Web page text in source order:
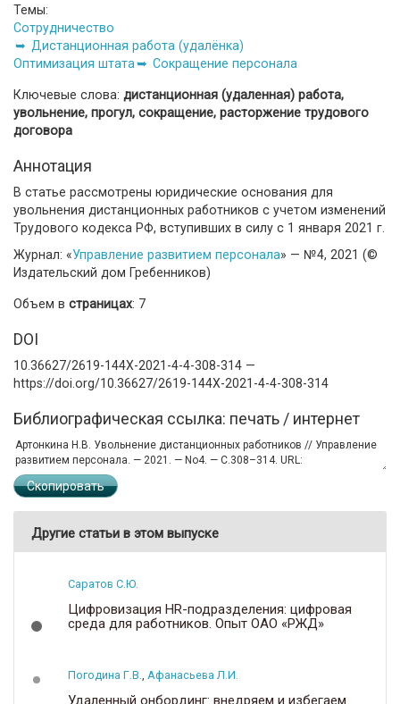
Темы:
Сотрудничество
Дистанционная работа (удалёнка)
Оптимизация штата
Сокращение персонала
Ключевые слова: дистанционная (удаленная) работа,
увольнение, прогул, сокращение, расторжение трудового
договора
Аннотация
В статье рассмотрены юридические основания для
увольнения дистанционных работников с учетом изменений
Трудового кодекса РФ, вступивших в силу с 1 января 2021 г.
Журнал: «Управление развитием персонала» — №4, 2021 (©
Издательский дом Гребенников)
Объем в страницах: 7
DOI
10.36627/2619-144X-2021-4-4-308-314 —
https://doi.org/10.36627/2619-144X-2021-4-4-308-314
Библиографическая ссылка: печать / интернет
Скопировать
Другие статьи в этом выпуске
Саратов С.Ю.
Цифровизация HR-подразделения: цифровая
среда для работников. Опыт ОАО «РЖД»
Погодина Г.В. Афанасьева Л.И.
Удаленный онбординг: внедряем и избегаем